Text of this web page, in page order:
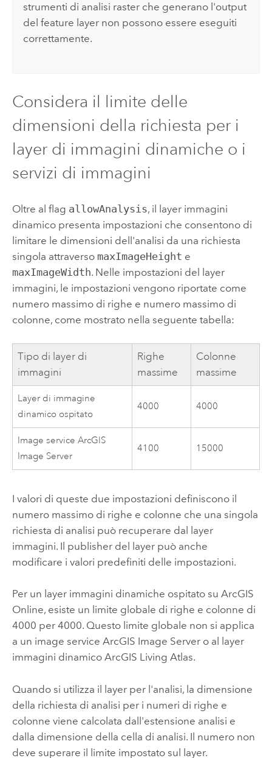
strumenti di analisi raster che generano l'output
del feature layer non possono essere eseguiti
correttamente.
Considera il limite delle
dimensioni della richiesta per i
layer di immagini dinamiche o i
servizi di immagini
Oltre al flag allowAnalysis, il layer immagini
dinamico presenta impostazioni che consentono di
limitare le dimensioni dell'analisi da una richiesta
singola attraverso maxImageHeight e
maxImageWidth. Nelle impostazioni del layer
immagini, le impostazioni vengono riportate come
numero massimo di righe e numero massimo di
colonne, come mostrato nella seguente tabella:
Tipo di layer di
immagini
Righe
massime
Colonne
massime
Layer di immagine
dinamico ospitato
4000 4000
Image serviceArcGIS
Image Server
4100 15000
I valori di queste due impostazioni definiscono il
numero massimo di righe e colonne che una singola
richiesta di analisi può recuperare dal layer
immagini. Il publisher del layer può anche
modificare i valori predefiniti delle impostazioni.
Per un layer immagini dinamiche ospitato su ArcGIS
Online, esiste un limite globale di righe e colonne di
4000 per 4000. Questo limite globale non si applica
a un image service ArcGIS Image Servero al layer
immagini dinamico ArcGIS Living Atlas.
Quando si utilizza il layer per l'analisi, la dimensione
della richiesta di analisi per i numeri di righe e
colonne viene calcolata dall'estensione analisi e
dalla dimensione della cella di analisi. Il numero non
deve superare il limite impostato sul layer.